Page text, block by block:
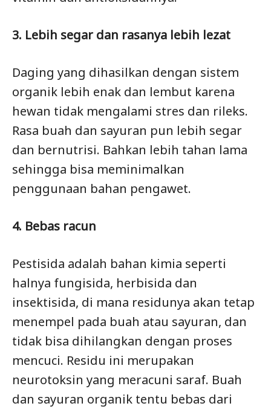
3. Lebih segar dan rasanya lebih lezat
Daging yang dihasilkan dengan sistem
organik lebih enak dan lembut karena
hewan tidak mengalami stres dan rileks.
Rasa buah dan sayuran pun lebih segar
dan bernutrisi. Bahkan lebih tahan lama
sehingga bisa meminimalkan
penggunaan bahan pengawet.
4. Bebas racun
Pestisida adalah bahan kimia seperti
halnya fungisida, herbisida dan
insektisida, di mana residunya akan tetap
menempel pada buah atau sayuran, dan
tidak bisa dihilangkan dengan proses
mencuci. Residu ini merupakan
neurotoksin yang meracuni saraf. Buah
dan sayuran organik tentu bebas dari